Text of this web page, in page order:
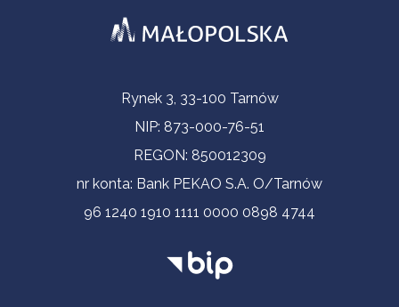
Informacje kontaktoweRynek 3, 33-100 Tarnów
NIP: 873-000-76-51
REGON: 850012309
nr konta: Bank PEKAO S.A. O/Tarnów
96 1240 1910 1111 0000 0898 4744